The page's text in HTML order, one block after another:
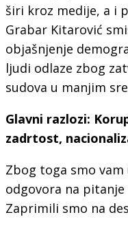
širi kroz medije, a i
Grabar Kitarović
objašnjenje
ljudi odlaze zbog
sudova u manjim
Glavni razlozi:
zadrtost,
Zbog toga smo
odgovora na
Zaprimili smo na